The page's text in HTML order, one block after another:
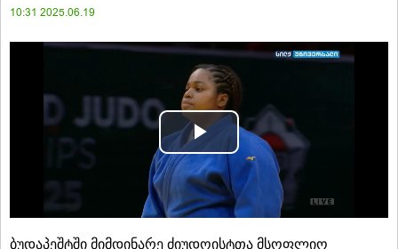
10:31 2025.06.19
Play
Video
ბუდაპეშტში მიმდინარე ძიუდოისტთა მსოფლიო